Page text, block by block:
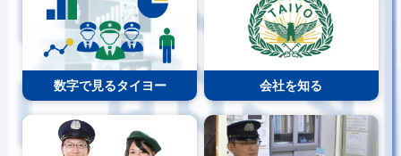
数字で見るタイヨー 会社を知る